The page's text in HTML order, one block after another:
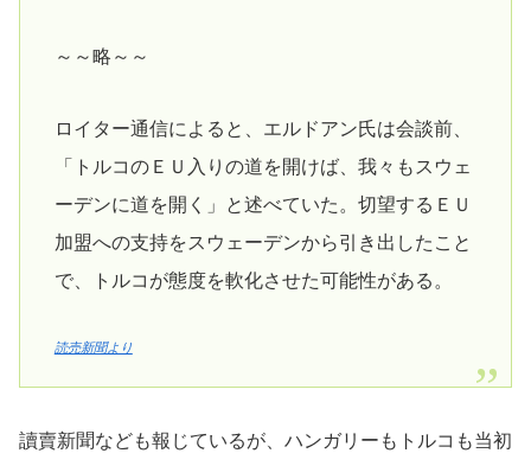
～～略～～
ロイター通信によると、エルドアン氏は会談前、
「トルコのＥＵ入りの道を開けば、我々もスウェ
ーデンに道を開く」と述べていた。切望するＥＵ
加盟への支持をスウェーデンから引き出したこと
で、トルコが態度を軟化させた可能性がある。
読売新聞より
讀賣新聞なども報じているが、ハンガリーもトルコも当初